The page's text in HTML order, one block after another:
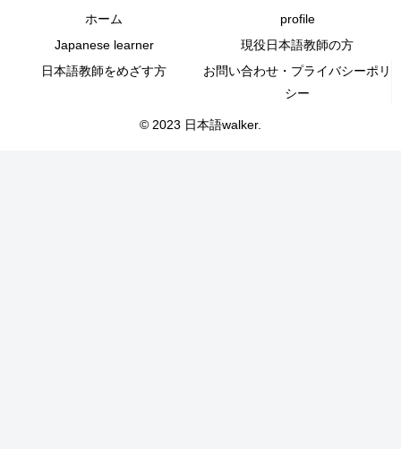
ホーム
profile
Japanese learner
現役日本語教師の方
日本語教師をめざす方
お問い合わせ・プライバシーポリ
シー
© 2023 日本語walker.